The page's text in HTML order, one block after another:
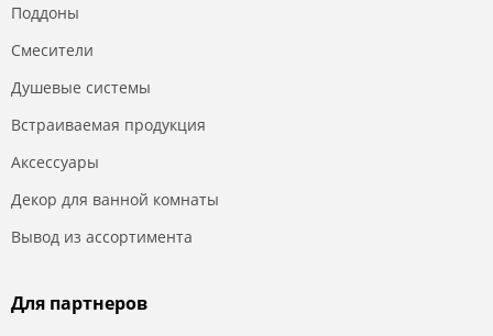
Поддоны
Смесители
Душевые системы
Встраиваемая продукция
Аксессуары
Декор для ванной комнаты
Вывод из ассортимента
Для партнеров